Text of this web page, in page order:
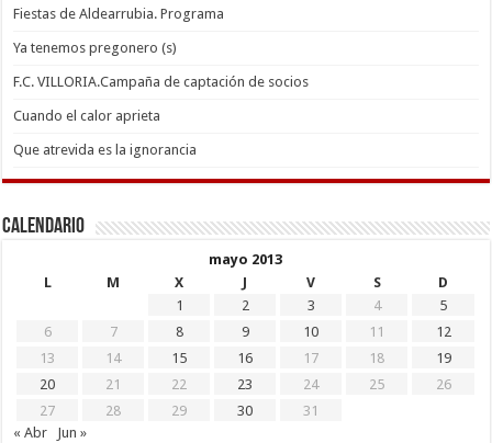
Fiestas de Aldearrubia. Programa
Ya tenemos pregonero (s)
F.C. VILLORIA.Campaña de captación de socios
Cuando el calor aprieta
Que atrevida es la ignorancia
Calendario
mayo 2013
L
M X J V S
D
1
2 3 4
5
6
7 8 9 10 11
12
13
14 15 16 17 18
19
20
21 22 23 24 25
26
27
28 29 30
31
« Abr
Jun »